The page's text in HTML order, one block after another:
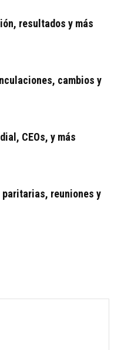
resultados y más
cambios y
CEOs, y más
reuniones y